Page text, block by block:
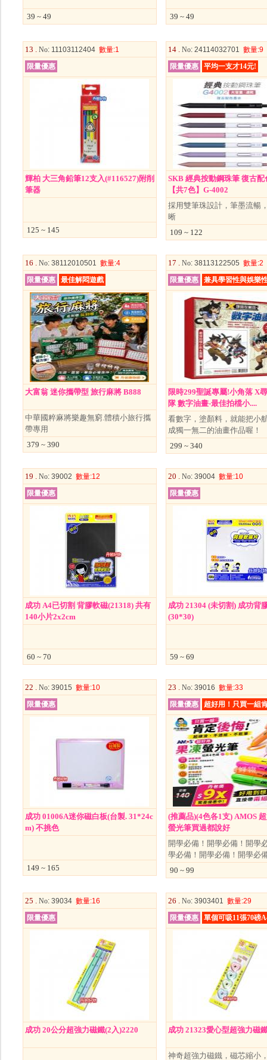
39 ~ 49 39 ~ 49
13 . No: 11103112404 數量:1
限量優惠
輝柏 大三角鉛筆12支入(#116527)附削
筆器
125 ~ 145
14 . No: 24114032701 數量:9
限量優惠
平均一支才14元!
SKB 經典按動鋼珠筆 復古配
【共7色】G-4002
採用雙筆珠設計，筆墨流暢
晰
109 ~ 122
16 . No: 38112010501 數量:4
限量優惠
最佳解悶遊戲
大富翁 迷你攜帶型 旅行麻將 B888
中華國粹麻將樂趣無窮.體積小旅行攜
帶專用
379 ~ 390
17 . No: 38113122505 數量:2
限量優惠
兼具學習性與娛樂
限時299聖誕專屬!小角落 X
隊 數字油畫-最佳拍檔小....
看數字，塗顏料，就能把小
成獨一無二的油畫作品喔！
299 ~ 340
19 . No: 39002 數量:12
限量優惠
成功 A4已切割 背膠軟磁(21318) 共有
140小片2x2cm
60 ~ 70
20 . No: 39004 數量:10
限量優惠
成功 21304 (未切割) 成功背
(30*30)
59 ~ 69
22 . No: 39015 數量:10
限量優惠
成功 01006A迷你磁白板(台製. 31*24c
m) 不挑色
149 ~ 165
23 . No: 39016 數量:33
限量優惠
超好用！只買一組
(推薦品)(4色各1支) AMOS
螢光筆買過都說好
開學必備！開學必備！開學
學必備！開學必備！開學必
90 ~ 99
25 . No: 39034 數量:16
限量優惠
成功 20公分超強力磁鐵(2入)2220
26 . No: 3903401 數量:29
限量優惠
單個可吸11張70磅
成功 21323愛心型超強力磁
神奇超強力磁鐵，磁芯縮小